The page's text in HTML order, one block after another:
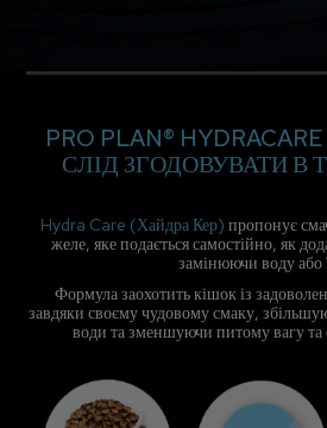
PRO PLAN®
СЛІД ЗГОДОВУВАТИ В
Hydra Care (Хайдра Кер) пропонує
желе, яке подається самостійно, як
замінюючи воду або
Формула заохотить кішок із
завдяки своєму чудовому смаку,
води та зменшуючи питому вагу та